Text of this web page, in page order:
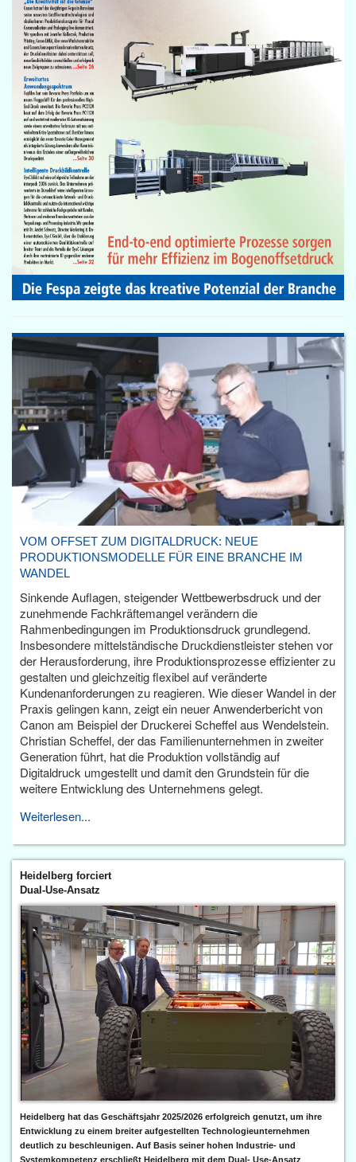
VOM OFFSET ZUM DIGITALDRUCK: NEUE
PRODUKTIONSMODELLE FÜR EINE BRANCHE IM
WANDEL
Sinkende Auflagen, steigender Wettbewerbsdruck und der
zunehmende Fachkräftemangel verändern die
Rahmenbedingungen im Produktionsdruck grundlegend.
Insbesondere mittelständische Druckdienstleister stehen vor
der Herausforderung, ihre Produktionsprozesse effizienter zu
gestalten und gleichzeitig flexibel auf veränderte
Kundenanforderungen zu reagieren. Wie dieser Wandel in der
Praxis gelingen kann, zeigt ein neuer Anwenderbericht von
Canon am Beispiel der Druckerei Scheffel aus Wendelstein.
Christian Scheffel, der das Familienunternehmen in zweiter
Generation führt, hat die Produktion vollständig auf
Digitaldruck umgestellt und damit den Grundstein für die
weitere Entwicklung des Unternehmens gelegt.
Weiterlesen...
Heidelberg forciert
Dual-Use-Ansatz
Heidelberg hat das Geschäftsjahr 2025/2026 erfolgreich genutzt, um ihre
Entwicklung zu einem breiter aufgestellten Technologieunternehmen
deutlich zu beschleunigen. Auf Basis seiner hohen Industrie- und
Systemkompetenz erschließt Heidelberg mit dem Dual- Use-Ansatz